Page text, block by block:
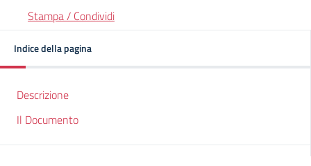
Stampa / Condividi
Indice della pagina
Descrizione
Il Documento